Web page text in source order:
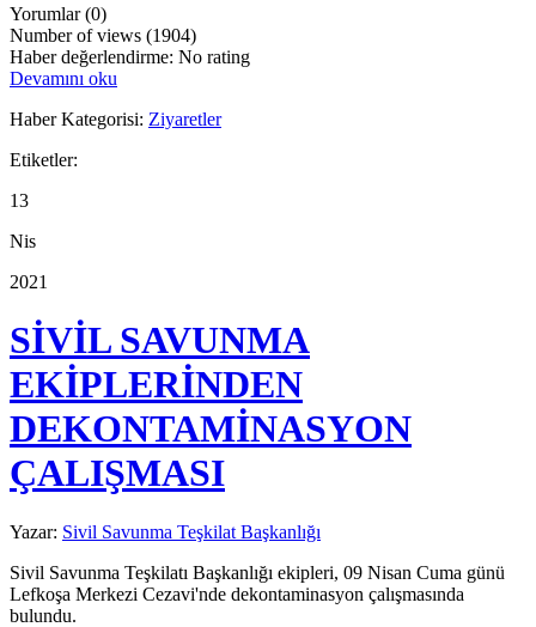
Yorumlar (0)
Number of views (1904)
Haber değerlendirme: No rating
Devamını oku
Haber Kategorisi: Ziyaretler
Etiketler:
13
Nis
2021
SİVİL SAVUNMA
EKİPLERİNDEN
DEKONTAMİNASYON
ÇALIŞMASI
Yazar: Sivil Savunma Teşkilat Başkanlığı
Sivil Savunma Teşkilatı Başkanlığı ekipleri, 09 Nisan Cuma günü
Lefkoşa Merkezi Cezavi'nde dekontaminasyon çalışmasında
bulundu.